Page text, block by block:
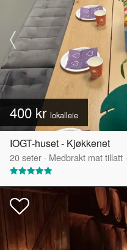
400 kr lokalleie
IOGT-huset - Kjøkkenet
20seter · Medbrakt mat tillatt ·